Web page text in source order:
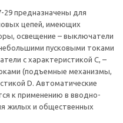
предназначены для
цепей, имеющих
освещение – выключатели
пусковыми токами
с характеристикой C, –
(подъемные механизмы,
D. Автоматические
к применению в вводно-
жилых и общественных